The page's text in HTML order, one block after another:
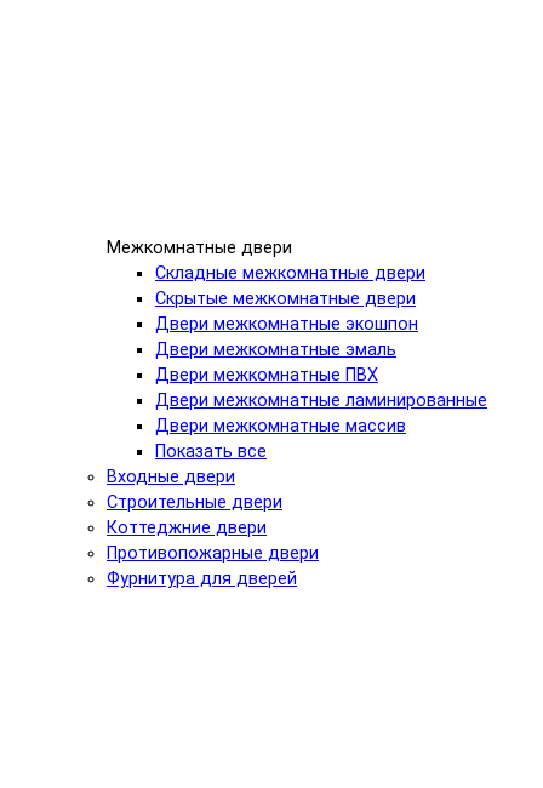
Межкомнатные двери
Складные межкомнатные двери
Скрытые межкомнатные двери
Двери межкомнатные экошпон
Двери межкомнатные эмаль
Двери межкомнатные ПВХ
Двери межкомнатные ламинированные
Двери межкомнатные массив
Показать все
Входные двери
Строительные двери
Коттеджние двери
Противопожарные двери
Фурнитура для дверей